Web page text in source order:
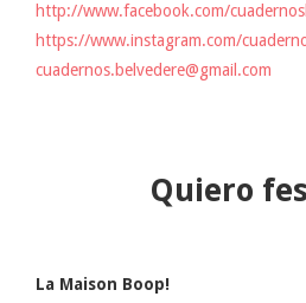
http://www.facebook.com/
https://www.instagram.com/
cuadernos.belvedere@gmail.com
Quiero
La Maison Boop!